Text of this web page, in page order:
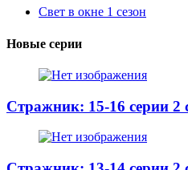
Свет в окне 1 сезон
Новые серии
Стражник: 15-16 серии 2